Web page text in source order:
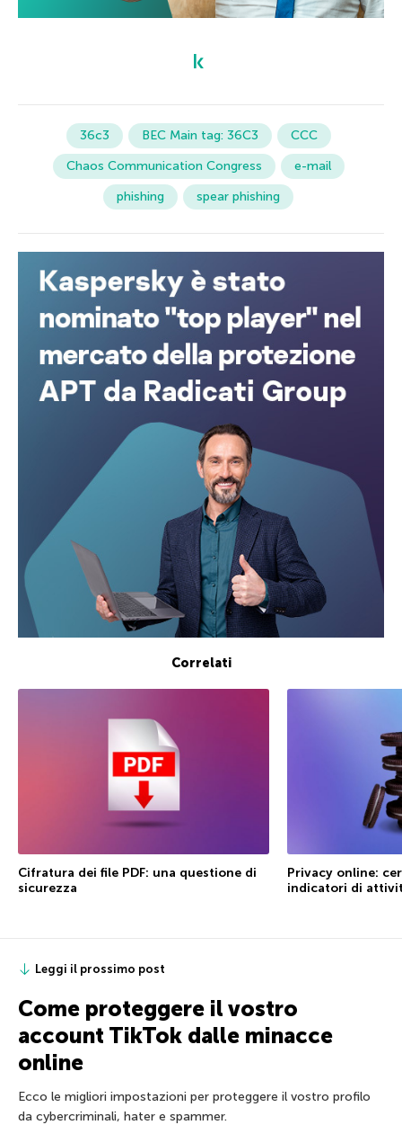
36c3 BEC Main tag: 36C3
CCC
Chaos Communication Congress
e-mail
phishing
spear phishing
Correlati
Cifratura dei file PDF: una questione di
sicurezza
Privacy online:
indicatori di
Leggi il prossimo post
Come proteggere il vostro
account TikTok dalle minacce
online
Ecco le migliori impostazioni per proteggere il vostro profilo
da cybercriminali, hater e spammer.